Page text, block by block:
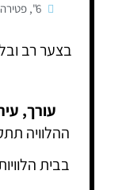
6"
,פטירה
בצער רב
עורך,
בבית